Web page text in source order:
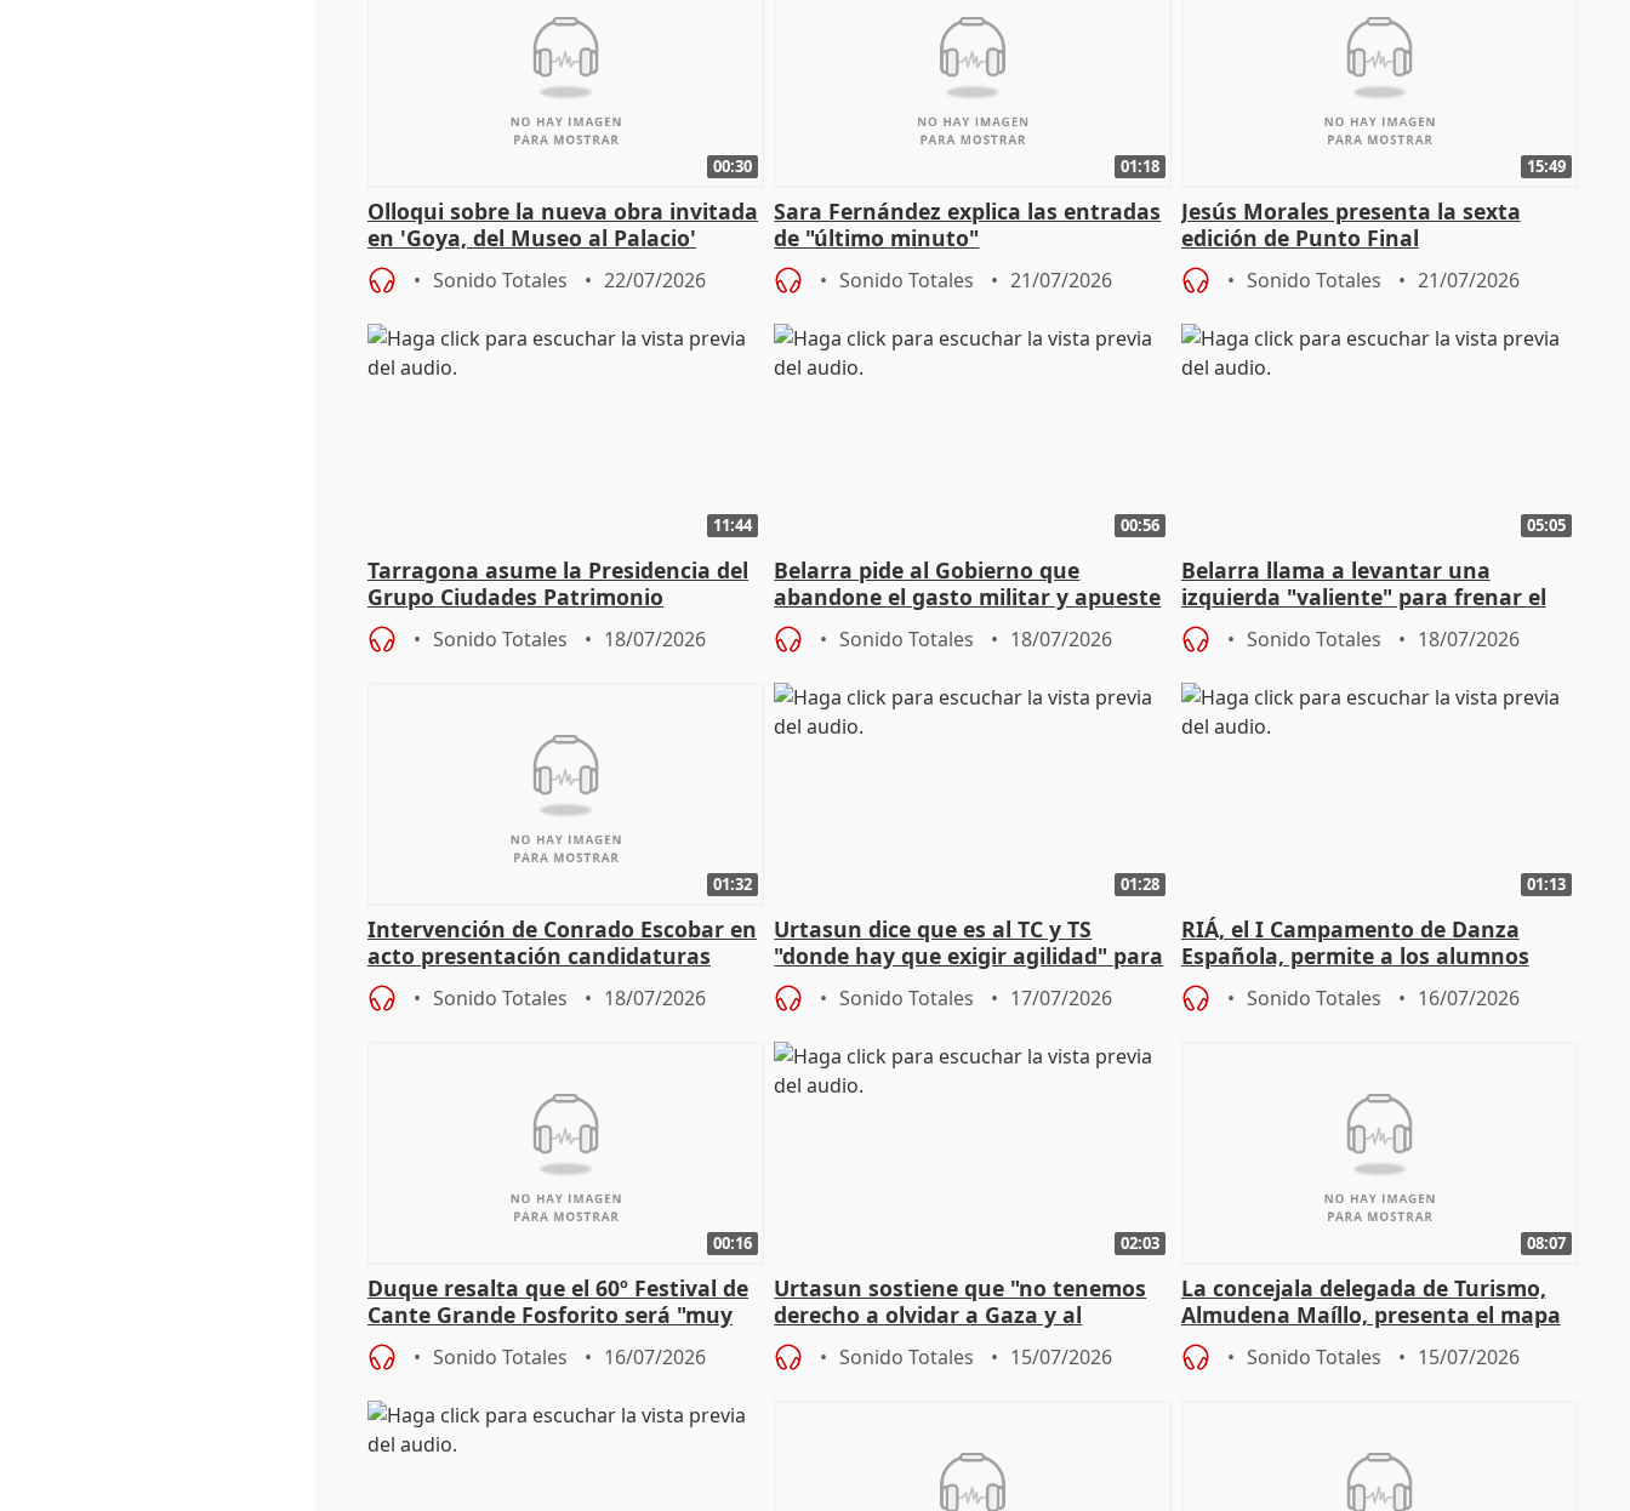
00:30
Olloqui sobre la nueva obra invitada
en 'Goya, del Museo al Palacio'
Sonido Totales 22/07/2026
01:18
Sara Fernández explica las entradas
de "último minuto"
Sonido Totales 21/07/2026
15:49
Jesús Morales presenta la sexta
edición de Punto Final
Sonido Totales 21/07/2026
11:44
Tarragona asume la Presidencia del
Grupo Ciudades Patrimonio
Sonido Totales 18/07/2026
00:56
Belarra pide al Gobierno que
abandone el gasto militar y apueste
"de verdad" por la cultura
Sonido Totales 18/07/2026
05:05
Belarra llama a levantar una
izquierda "valiente" para frenar el
avance de la extrema derecha
Sonido Totales 18/07/2026
01:32
Intervención de Conrado Escobar en
acto presentación candidaturas
alcaldes PP para 2027
Sonido Totales 18/07/2026
01:28
Urtasun dice que es al TC y TS
"donde hay que exigir agilidad" para
aplicar la Ley de Amnistía
Sonido Totales 17/07/2026
01:13
RIÁ, el I Campamento de Danza
Española, permite a los alumnos
"sacar su talento a flor de piel"
Sonido Totales 16/07/2026
00:16
Duque resalta que el 60º Festival de
Cante Grande Fosforito será "muy
especial" tras su pérdida
Sonido Totales 16/07/2026
02:03
Urtasun sostiene que "no tenemos
derecho a olvidar a Gaza y al
genocidio"
Sonido Totales 15/07/2026
08:07
La concejala delegada de Turismo,
Almudena Maíllo, presenta el mapa
'Nuevas comedias madrileñas'
Sonido Totales 15/07/2026